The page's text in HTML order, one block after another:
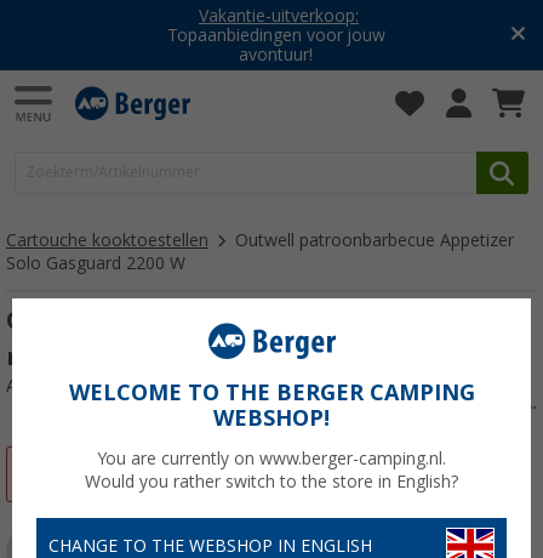
Vakantie-uitverkoop:
Topaanbiedingen voor jouw
avontuur!
Cartouche kooktoestellen
Outwell patroonbarbecue Appetizer
Solo Gasguard 2200 W
Outwell Appetizer Etna Solo gasfornuis
roestvrij staal zonder veiligheidspil
Artikelnr: 659066
-28%
WELCOME TO THE BERGER CAMPING
WEBSHOP!
You are currently on www.berger-camping.nl.
Would you rather switch to the store in English?
CHANGE TO THE WEBSHOP IN ENGLISH